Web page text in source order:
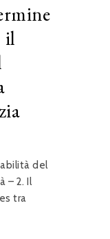
il
del
– 2. Il
tra